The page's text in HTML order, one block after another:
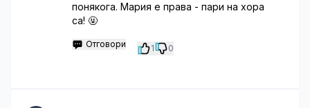
понякога. Мария е права - пари на хора
са! 🤬
Отговори 1 0